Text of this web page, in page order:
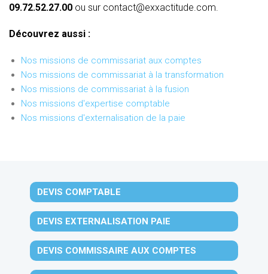
09.72.52.27.00 ou sur contact@exxactitude.com.
Découvrez aussi :
Nos missions de commissariat aux comptes
Nos missions de commissariat à la transformation
Nos missions de commissariat à la fusion
Nos missions d'expertise comptable
Nos missions d'externalisation de la paie
DEVIS COMPTABLE
DEVIS EXTERNALISATION PAIE
DEVIS COMMISSAIRE AUX COMPTES